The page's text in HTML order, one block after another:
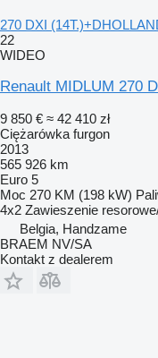
270 DXI
22
WIDEO
Renault MIDLUM 270
9 850 € ≈ 42 410 zł
Ciężarówka furgon
2013
565 926 km
Euro 5
Moc 270 KM (198 kW)
4x2 Zawieszenie
Belgia, Handzame
BRAEM NV/SA
Kontakt z dealerem